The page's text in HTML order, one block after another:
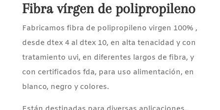
Fibra vírgen de polipropileno
Fabricamos fibra de polipropileno virgen 100% ,
desde dtex 4 al dtex 10, en alta tenacidad y con
tratamiento uvi, en diferentes largos de fibra, y
con certificados fda, para uso alimentación, en
blanco, negro y colores.